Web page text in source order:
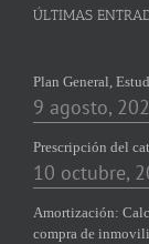
ÚLTIMAS
Plan General,
9 agosto,
Prescripción del
10 octubre,
Amortización:
compra de